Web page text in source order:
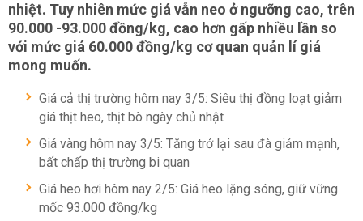
nhiệt. Tuy nhiên mức giá vẫn neo ở ngưỡng cao, trên
90.000 -93.000 đồng/kg, cao hơn gấp nhiều lần so
với mức giá 60.000 đồng/kg cơ quan quản lí giá
mong muốn.
Giá cả thị trường hôm nay 3/5: Siêu thị đồng loạt giảm
giá thịt heo, thịt bò ngày chủ nhật
Giá vàng hôm nay 3/5: Tăng trở lại sau đà giảm mạnh,
bất chấp thị trường bi quan
Giá heo hơi hôm nay 2/5: Giá heo lặng sóng, giữ vững
mốc 93.000 đồng/kg